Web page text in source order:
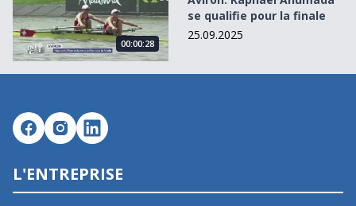
00:00:28
se qualifie pour la finale
25.09.2025
L'ENTREPRISE